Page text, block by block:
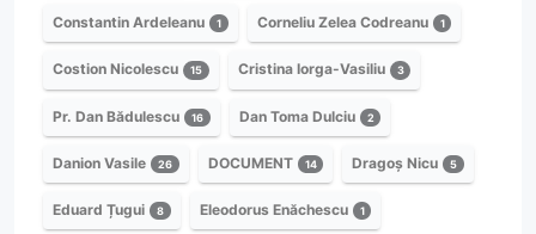
Constantin Ardeleanu 1 Corneliu Zelea Codreanu 1
Costion Nicolescu 15 Cristina Iorga-Vasiliu 3
Pr. Dan Bădulescu 16 Dan Toma Dulciu 2
Danion Vasile 26 DOCUMENT 14 Dragoș Nicu 5
Eduard Țugui 8 Eleodorus Enăchescu 1